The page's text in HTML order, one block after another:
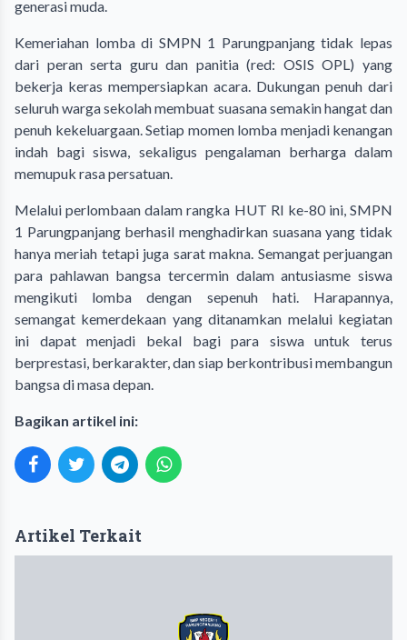
generasi muda.
Kemeriahan lomba di SMPN 1 Parungpanjang tidak lepas
dari peran serta guru dan panitia (red: OSIS OPL) yang
bekerja keras mempersiapkan acara. Dukungan penuh dari
seluruh warga sekolah membuat suasana semakin hangat dan
penuh kekeluargaan. Setiap momen lomba menjadi kenangan
indah bagi siswa, sekaligus pengalaman berharga dalam
memupuk rasa persatuan.
Melalui perlombaan dalam rangka HUT RI ke-80 ini, SMPN
1 Parungpanjang berhasil menghadirkan suasana yang tidak
hanya meriah tetapi juga sarat makna. Semangat perjuangan
para pahlawan bangsa tercermin dalam antusiasme siswa
mengikuti lomba dengan sepenuh hati. Harapannya,
semangat kemerdekaan yang ditanamkan melalui kegiatan
ini dapat menjadi bekal bagi para siswa untuk terus
berprestasi, berkarakter, dan siap berkontribusi membangun
bangsa di masa depan.
Bagikan artikel ini:
Artikel Terkait